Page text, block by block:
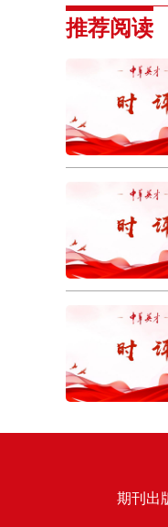
推荐阅读
期刊出